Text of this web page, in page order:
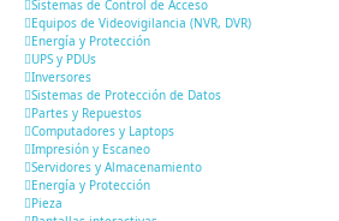
Sistemas de Control de Acceso
Equipos de Videovigilancia (NVR, DVR)
Energía y Protección
UPS y PDUs
Inversores
Sistemas de Protección de Datos
Partes y Repuestos
Computadores y Laptops
Impresión y Escaneo
Servidores y Almacenamiento
Energía y Protección
Pieza